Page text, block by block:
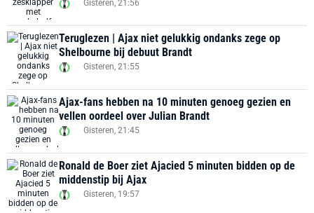
Gisteren, 21:56
Teruglezen | Ajax niet gelukkig ondanks zege op
Shelbourne bij debuut Brandt
Gisteren, 21:55
Ajax-fans hebben na 10 minuten genoeg gezien en
vellen oordeel over Julian Brandt
Gisteren, 21:45
Ronald de Boer ziet Ajacied 5 minuten bidden op de
middenstip bij Ajax
Gisteren, 19:57